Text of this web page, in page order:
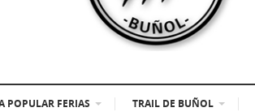
POPULAR FERIAS TRAIL DE BUÑOL